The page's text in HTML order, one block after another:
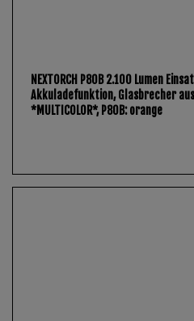
NEXTORCH P80B 2.100 Lumen
Akkuladefunktion, Glasbrecher
*MULTICOLOR*, P80B: orange